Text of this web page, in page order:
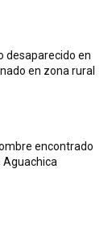
desaparecido en
en zona rural
encontrado
Aguachica